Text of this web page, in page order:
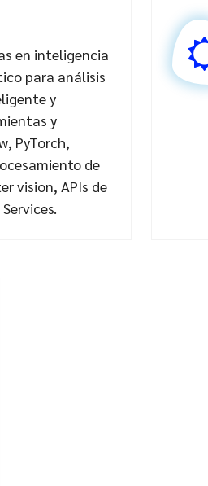
en inteligencia
para análisis
y
y
PyTorch,
de
vision, APIs de